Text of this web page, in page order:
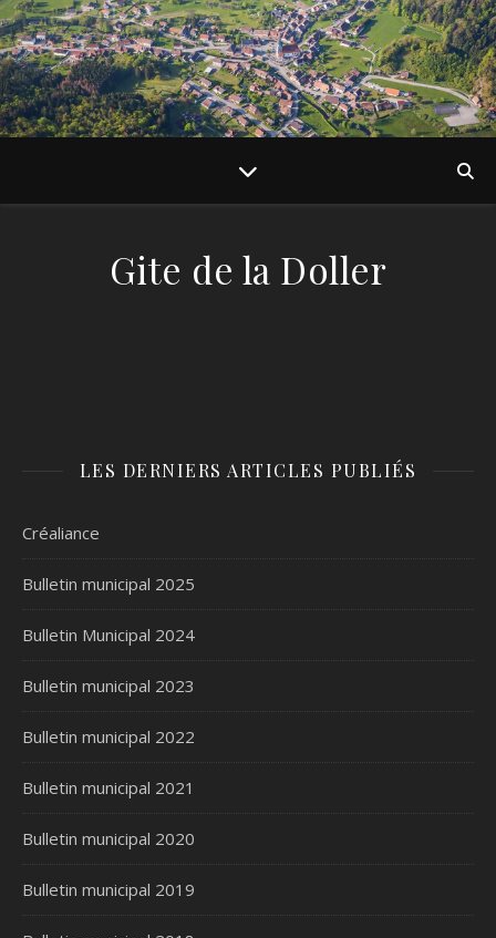
Gite de la Doller
LES DERNIERS ARTICLES PUBLIÉS
Créaliance
Bulletin municipal 2025
Bulletin Municipal 2024
Bulletin municipal 2023
Bulletin municipal 2022
Bulletin municipal 2021
Bulletin municipal 2020
Bulletin municipal 2019